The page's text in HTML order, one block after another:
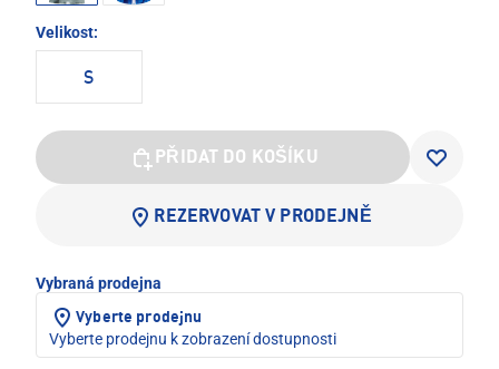
Velikost:
S
PŘIDAT DO KOŠÍKU
REZERVOVAT V PRODEJNĚ
Vybraná prodejna
Vyberte prodejnu
Vyberte prodejnu k zobrazení dostupnosti